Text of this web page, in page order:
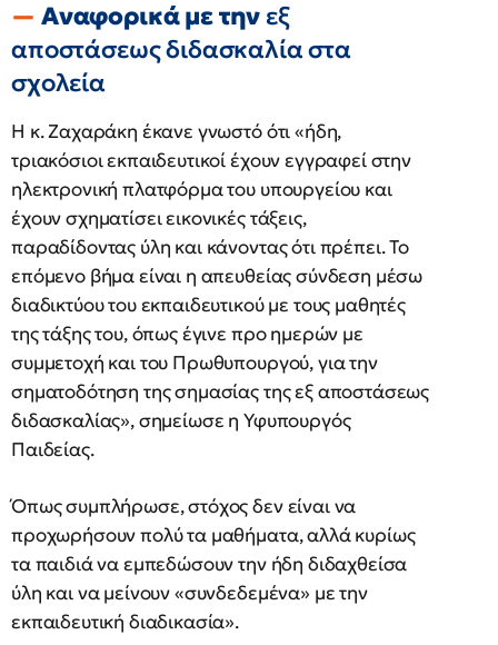
Αναφορικά με την εξ
αποστάσεως διδασκαλία στα
σχολεία
H κ. Ζαχαράκη έκανε γνωστό ότι «ήδη,
τριακόσιοι εκπαιδευτικοί έχουν εγγραφεί στην
ηλεκτρονική πλατφόρμα του υπουργείου και
έχουν σχηματίσει εικονικές τάξεις,
παραδίδοντας ύλη και κάνοντας ότι πρέπει. Το
επόμενο βήμα είναι η απευθείας σύνδεση μέσω
διαδικτύου του εκπαιδευτικού με τους μαθητές
της τάξης του, όπως έγινε προ ημερών με
συμμετοχή και του Πρωθυπουργού, για την
σηματοδότηση της σημασίας της εξ αποστάσεως
διδασκαλίας», σημείωσε η Υφυπουργός
Παιδείας.
Όπως συμπλήρωσε, στόχος δεν είναι να
προχωρήσουν πολύ τα μαθήματα, αλλά κυρίως
τα παιδιά να εμπεδώσουν την ήδη διδαχθείσα
ύλη και να μείνουν «συνδεδεμένα» με την
εκπαιδευτική διαδικασία».